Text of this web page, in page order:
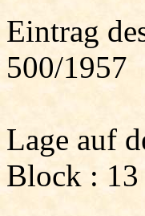
Eintrag
500/1957
Lage auf
Block : 13